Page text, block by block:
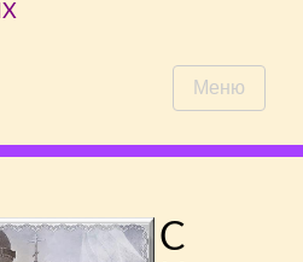
Меню
С